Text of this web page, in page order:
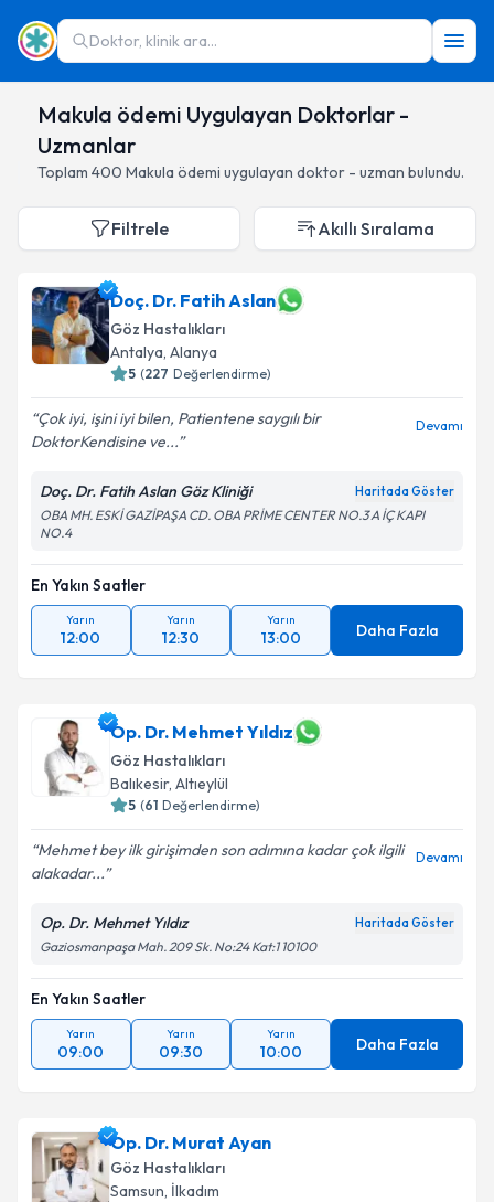
Doktor, klinik ara...
Makula ödemi Uygulayan Doktorlar -
Uzmanlar
Toplam 400 Makula ödemi uygulayan doktor - uzman bulundu.
Filtrele Akıllı Sıralama
Doç. Dr. Fatih Aslan
Göz Hastalıkları
Antalya, Alanya
5 (227 Değerlendirme)
Çok iyi, işini iyi bilen, Patientene saygılı bir
DoktorKendisine ve...
Devamı
Doç. Dr. Fatih Aslan Göz Kliniği Haritada Göster
OBA MH. ESKİ GAZİPAŞA CD. OBA PRİME CENTER NO.3 A İÇ KAPI
NO.4
En Yakın Saatler
Yarın
12:00
Yarın
12:30
Yarın
13:00 Daha Fazla
Op. Dr. Mehmet Yıldız
Göz Hastalıkları
Balıkesir, Altıeylül
5 (61 Değerlendirme)
Mehmet bey ilk girişimden son adımına kadar çok ilgili
alakadar...
Devamı
Op. Dr. Mehmet Yıldız Haritada Göster
Gaziosmanpaşa Mah. 209 Sk. No:24 Kat:1 10100
En Yakın Saatler
Yarın
09:00
Yarın
09:30
Yarın
10:00 Daha Fazla
Op. Dr. Murat Ayan
Göz Hastalıkları
Samsun, İlkadım